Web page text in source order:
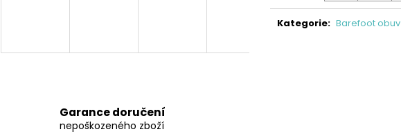
Kategorie: Barefoot obuv
Garance doručení
nepoškozeného zboží
BEDA BFN 170010/SD/W/NL BEN
1 590 Kč